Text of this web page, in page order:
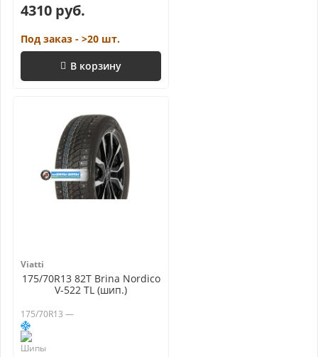
4310 руб.
Под заказ - >20 шт.
В корзину
Viatti
175/70R13 82T Brina Nordico
V-522 TL (шип.)
175/70R13 —